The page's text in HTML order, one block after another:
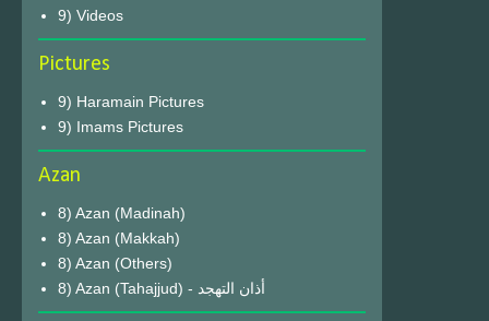
9) Videos
Pictures
9) Haramain Pictures
9) Imams Pictures
Azan
8) Azan (Madinah)
8) Azan (Makkah)
8) Azan (Others)
8) Azan (Tahajjud) - أذان التهجد